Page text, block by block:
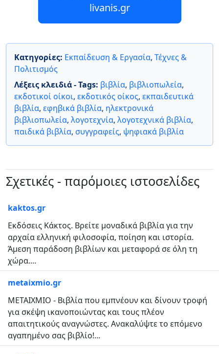
livanis.gr
Κατηγορίες: Εκπαίδευση & Εργασία, Τέχνες &
Πολιτισμός
Λέξεις κλειδιά - Tags: βιβλία, βιβλιοπωλεία,
εκδοτικοί οίκοι, εκδοτικός οίκος, εκπαιδευτικά
βιβλία, εφηβικά βιβλία, ηλεκτρονικά
βιβλιοπωλεία, λογοτεχνία, λογοτεχνικά βιβλία,
παιδικά βιβλία, συγγραφείς, ψηφιακά βιβλία
Σχετικές - παρόμοιες ιστοσελίδες
kaktos.gr
Εκδόσεις Κάκτος. Βρείτε μοναδικά βιβλία για την
αρχαία ελληνική φιλοσοφία, ποίηση και ιστορία.
Άμεση παράδοση βιβλίων και μεταφορά σε όλη τη
χώρα....
metaixmio.gr
ΜΕΤΑΙΧΜΙΟ - Βιβλία που εμπνέουν και δίνουν τροφή
για σκέψη ικανοποιώντας και τους πλέον
απαιτητικούς αναγνώστες. Ανακαλύψτε το επόμενο
αγαπημένο σας βιβλίο!...